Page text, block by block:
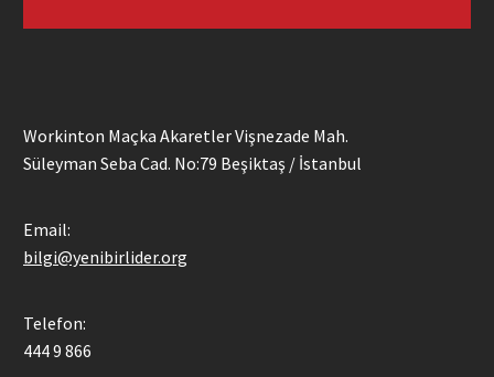
Workinton Maçka Akaretler Vişnezade Mah.
Süleyman Seba Cad. No:79 Beşiktaş / İstanbul
Email:
bilgi@yenibirlider.org
Telefon:
444 9 866